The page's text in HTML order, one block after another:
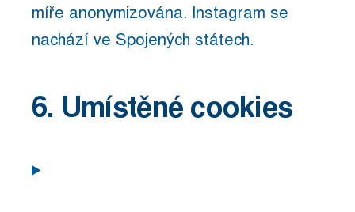
míře anonymizována. Instagram se
nachází ve Spojených státech.
6. Umístěné cookies